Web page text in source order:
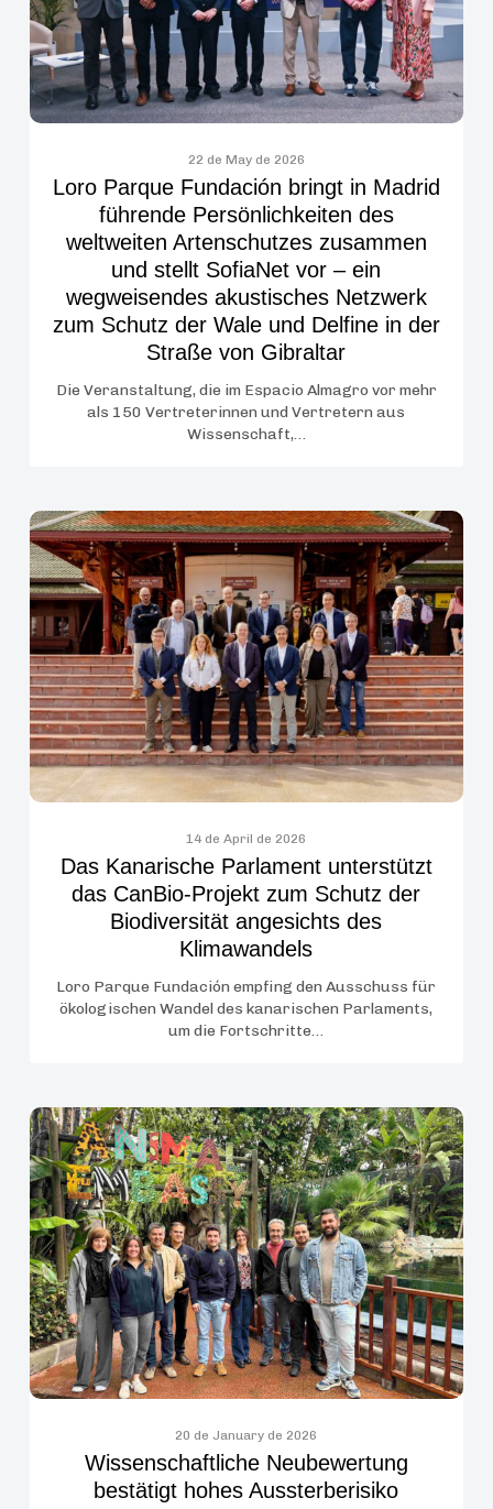
führende
Persönlichkeiten
des
weltweiten
Artenschutzes
zusammen
und
stellt
SofiaNet
vor
–
ein
wegweisendes
akustisches
Netzwerk
zum
Wale
und
Delfine
in
der
Straße
von
Gibraltar
22 de May de 2026
Loro Parque Fundación bringt in Madrid
führende Persönlichkeiten des
weltweiten Artenschutzes zusammen
und stellt SofiaNet vor – ein
wegweisendes akustisches Netzwerk
zum Schutz der Wale und Delfine in der
Straße von Gibraltar
Die Veranstaltung, die im Espacio Almagro vor mehr
als 150 Vertreterinnen und Vertretern aus
Wissenschaft,…
Das
Kanarische
Parlament
unterstützt
das
CanBio-
Projekt
zum
Schutz
der
angesichts
des
Klimawandels
14 de April de 2026
Das Kanarische Parlament unterstützt
das CanBio-Projekt zum Schutz der
Biodiversität angesichts des
Klimawandels
Loro Parque Fundación empfing den Ausschuss für
ökologischen Wandel des kanarischen Parlaments,
um die Fortschritte…
Wissenschaftliche
Neubewertung
bestätigt
hohes
Aussterberisiko
einzigartiger
Arthropoden
der
Kanarischen
Inseln
20 de January de 2026
Wissenschaftliche Neubewertung
bestätigt hohes Aussterberisiko